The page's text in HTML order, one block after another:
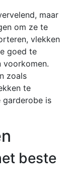
maar
om ze te
vlekken
goed te
voorkomen.
zoals
te
garderobe is
beste